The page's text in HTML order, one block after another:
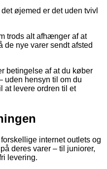
øjemed er det uden tvivl
trods alt afhænger af at
nye varer sendt afsted
betingelse af at du køber
uden hensyn til om du
at levere ordren til et
internet outlets og
deres varer – til juniorer,
levering.